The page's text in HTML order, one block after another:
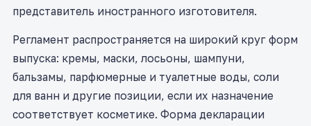
представитель иностранного изготовителя.
Регламент распространяется на широкий круг форм
выпуска: кремы, маски, лосьоны, шампуни,
бальзамы, парфюмерные и туалетные воды, соли
для ванн и другие позиции, если их назначение
соответствует косметике. Форма декларации